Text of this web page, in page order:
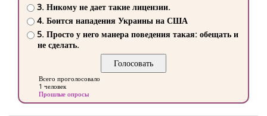
3. Никому не дает такие лицензии.
4. Боится нападения Украины на США
5. Просто у него манера поведения такая: обещать и
не сделать.
Всего проголосовало
1 человек
Прошлые опросы